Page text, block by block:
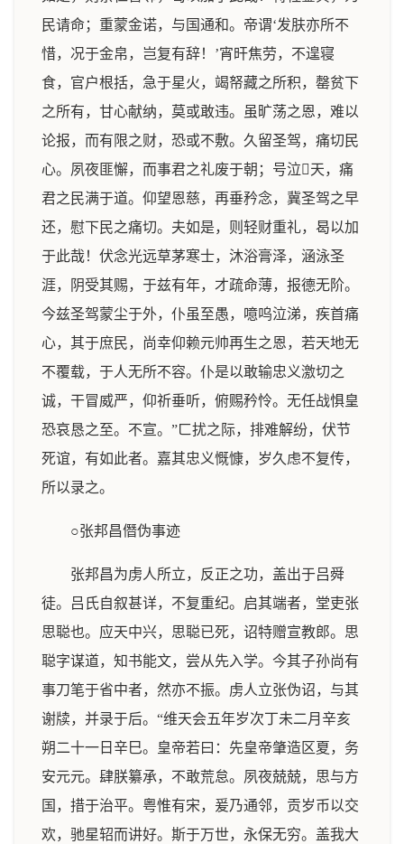
民请命；重蒙金诺，与国通和。帝谓‘发肤亦所不
惜，况于金帛，岂复有辞！’宵旰焦劳，不遑寝
食，官户根括，急于星火，竭帑藏之所积，罄贫下
之所有，甘心献纳，莫或敢违。虽旷荡之恩，难以
论报，而有限之财，恐或不敷。久留圣驾，痛切民
心。夙夜匪懈，而事君之礼废于朝；号泣天，痛
君之民满于道。仰望恩慈，再垂矜念，冀圣驾之早
还，慰下民之痛切。夫如是，则轻财重礼，曷以加
于此哉！伏念光远草茅寒士，沐浴膏泽，涵泳圣
涯，阴受其赐，于兹有年，才疏命薄，报德无阶。
今兹圣驾蒙尘于外，仆虽至愚，噫呜泣涕，疾首痛
心，其于庶民，尚幸仰赖元帅再生之恩，若天地无
不覆载，于人无所不容。仆是以敢输忠义激切之
诚，干冒威严，仰祈垂听，俯赐矜怜。无任战惧皇
恐哀恳之至。不宣。”ㄈ扰之际，排难解纷，伏节
死谊，有如此者。嘉其忠义慨慷，岁久虑不复传，
所以录之。
○张邦昌僭伪事迹
张邦昌为虏人所立，反正之功，盖出于吕舜
徒。吕氏自叙甚详，不复重纪。启其端者，堂吏张
思聪也。应天中兴，思聪已死，诏特赠宣教郎。思
聪字谋道，知书能文，尝从先入学。今其子孙尚有
事刀笔于省中者，然亦不振。虏人立张伪诏，与其
谢牍，并录于后。“维天会五年岁次丁未二月辛亥
朔二十一日辛巳。皇帝若曰：先皇帝肇造区夏，务
安元元。肆朕纂承，不敢荒怠。夙夜兢兢，思与方
国，措于治平。粤惟有宋，爰乃通邻，贡岁币以交
欢，驰星轺而讲好。斯于万世，永保无穷。盖我大